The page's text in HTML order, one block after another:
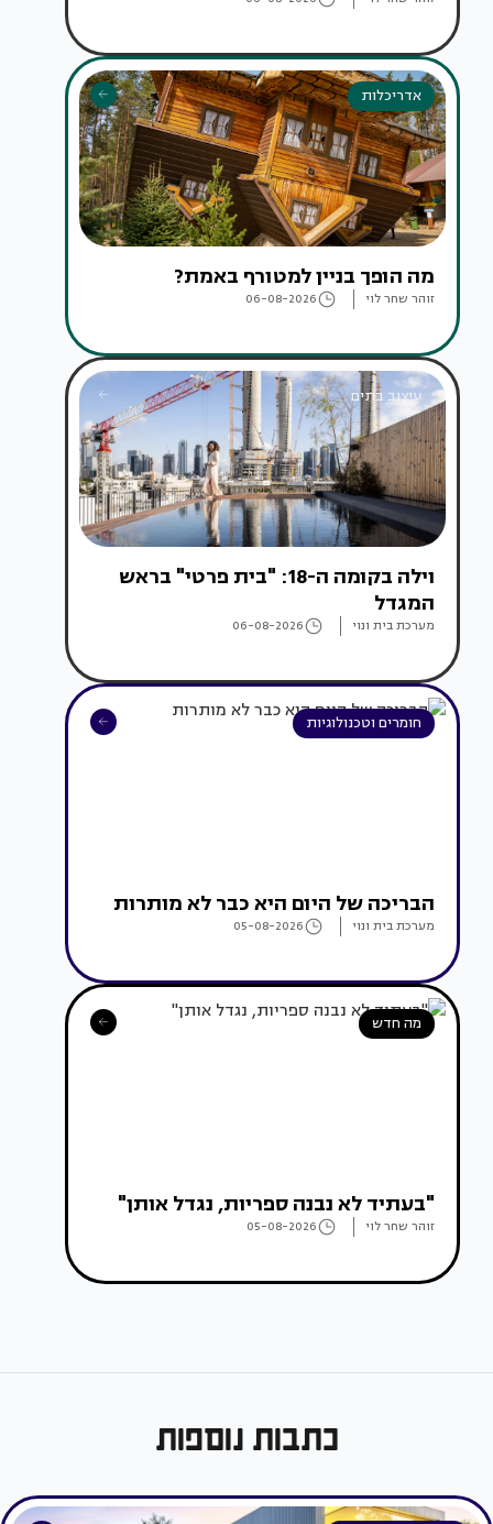
אדריכלות
מה הופך בניין למטורף באמת?
זוהר שחר לוי 06-08-2026
עיצוב בתים
וילה בקומה ה-18: "בית פרטי" בראש
המגדל
מערכת בית ונוי 06-08-2026
חומרים וטכנולוגיות
הבריכה של היום היא כבר לא מותרות
מערכת בית ונוי 05-08-2026
מה חדש
"בעתיד לא נבנה ספריות, נגדל אותן"
זוהר שחר לוי 05-08-2026
כתבות נוספות